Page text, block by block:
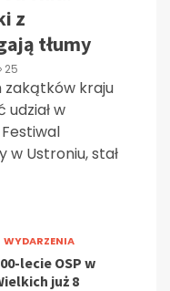
z
tłumy
25
zakątków kraju
udział w
w Ustroniu, stał
WYDARZENIA
lecie OSP w
już 8